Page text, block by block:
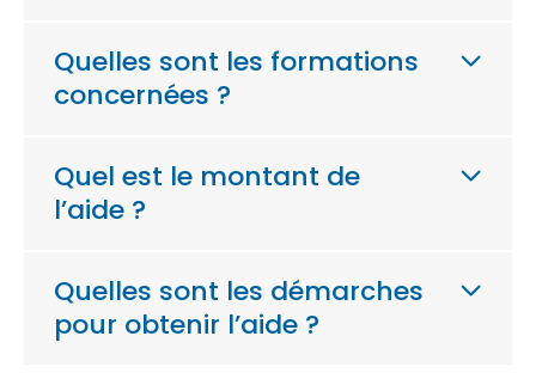
Quelles sont les formations
concernées ?
Quel est le montant de
l’aide ?
Quelles sont les démarches
pour obtenir l’aide ?